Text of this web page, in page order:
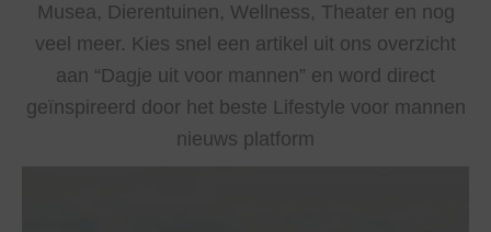
Musea, Dierentuinen, Wellness, Theater en nog
veel meer. Kies snel een artikel uit ons overzicht
aan “Dagje uit voor mannen” en word direct
geïnspireerd door het beste Lifestyle voor mannen
nieuws platform